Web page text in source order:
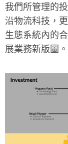
我們所管理的
沿物流科技，
生態系統內的
展業務新版圖。